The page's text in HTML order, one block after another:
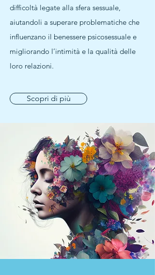
difficoltà legate alla sfera sessuale,
aiutandoli a superare problematiche che
influenzano il benessere psicosessuale e
migliorando l’intimità e la qualità delle
loro relazioni.
Scopri di più